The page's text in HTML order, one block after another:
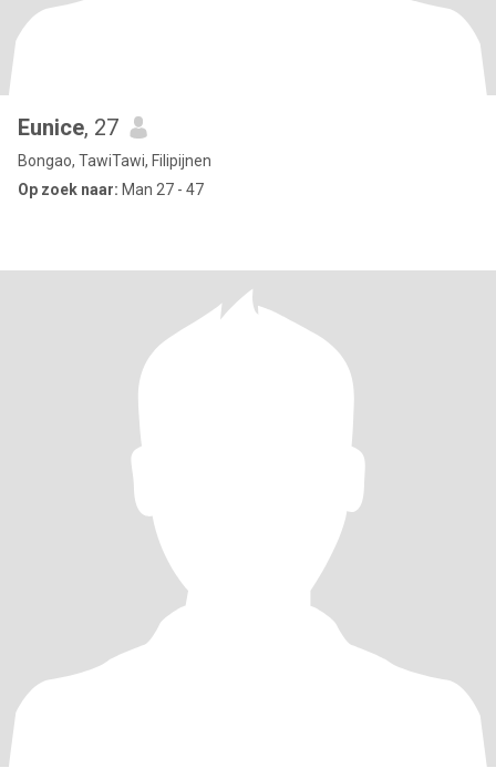
Eunice, 27
Bongao, TawiTawi, Filipijnen
Op zoek naar: Man 27 - 47